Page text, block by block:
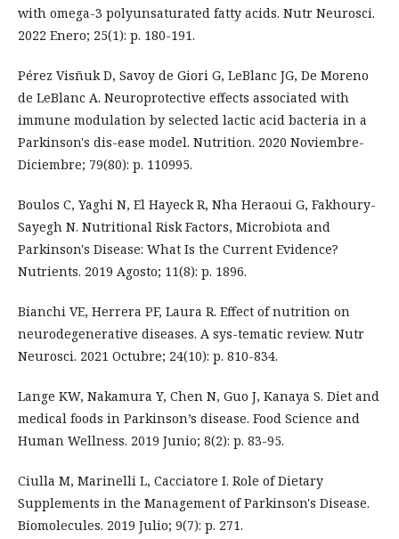
with omega-3 polyunsaturated fatty acids. Nutr Neurosci.
2022 Enero; 25(1): p. 180-191.
Pérez Visñuk D, Savoy de Giori G, LeBlanc JG, De Moreno
de LeBlanc A. Neuroprotective effects associated with
immune modulation by selected lactic acid bacteria in a
Parkinson's dis-ease model. Nutrition. 2020 Noviembre-
Diciembre; 79(80): p. 110995.
Boulos C, Yaghi N, El Hayeck R, Nha Heraoui G, Fakhoury-
Sayegh N. Nutritional Risk Factors, Microbiota and
Parkinson's Disease: What Is the Current Evidence?
Nutrients. 2019 Agosto; 11(8): p. 1896.
Bianchi VE, Herrera PF, Laura R. Effect of nutrition on
neurodegenerative diseases. A sys-tematic review. Nutr
Neurosci. 2021 Octubre; 24(10): p. 810-834.
Lange KW, Nakamura Y, Chen N, Guo J, Kanaya S. Diet and
medical foods in Parkinson’s disease. Food Science and
Human Wellness. 2019 Junio; 8(2): p. 83-95.
Ciulla M, Marinelli L, Cacciatore I. Role of Dietary
Supplements in the Management of Parkinson's Disease.
Biomolecules. 2019 Julio; 9(7): p. 271.